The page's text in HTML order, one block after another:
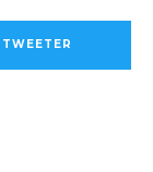
TWEETER